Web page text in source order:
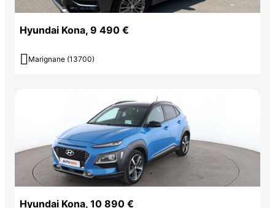
Hyundai Kona, 9 490 €
 Marignane (13700)
Hyundai Kona, 10 890 €